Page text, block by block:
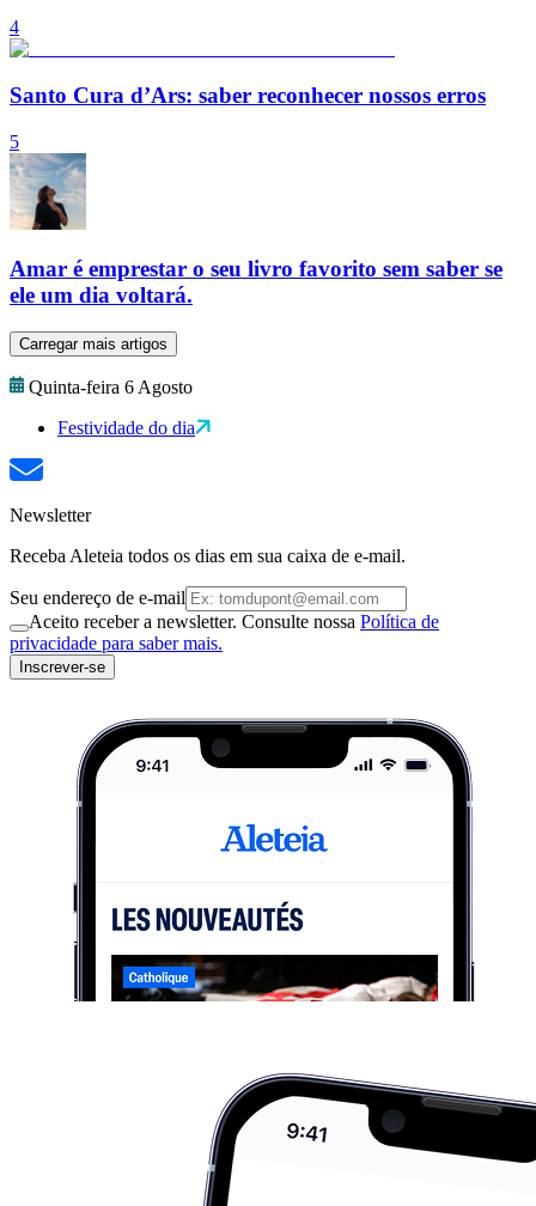
4
Santo Cura d’Ars: saber reconhecer nossos erros
5
Amar é emprestar o seu livro favorito sem saber se
ele um dia voltará.
Carregar mais artigos
Quinta-feira 6 Agosto
Festividade do dia
Newsletter
Receba Aleteia todos os dias em sua caixa de e-mail.
Seu endereço de e-mail
Aceito receber a newsletter. Consulte nossa Política de
privacidade para saber mais.
Inscrever-se